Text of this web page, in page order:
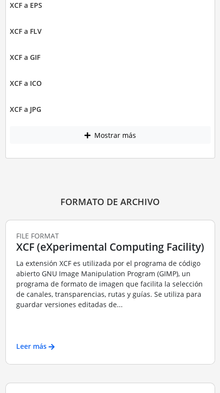
XCF a EPS
XCF a FLV
XCF a GIF
XCF a ICO
XCF a JPG
Mostrar más
FORMATO DE ARCHIVO
FILE FORMAT
XCF (eXperimental Computing Facility)
La extensión XCF es utilizada por el programa de código
abierto GNU Image Manipulation Program (GIMP), un
programa de formato de imagen que facilita la selección
de canales, transparencias, rutas y guías. Se utiliza para
guardar versiones editadas de...
Leer más